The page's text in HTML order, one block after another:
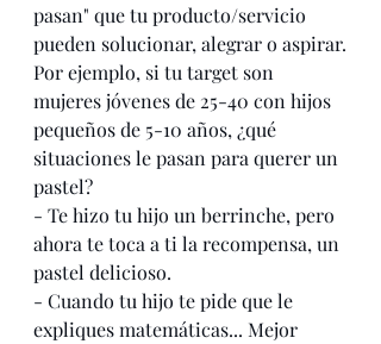
pasan" que tu producto/servicio
pueden solucionar, alegrar o aspirar.
Por ejemplo, si tu target son
mujeres jóvenes de 25-40 con hijos
pequeños de 5-10 años, ¿qué
situaciones le pasan para querer un
pastel?
- Te hizo tu hijo un berrinche, pero
ahora te toca a ti la recompensa, un
pastel delicioso.
- Cuando tu hijo te pide que le
expliques matemáticas... Mejor